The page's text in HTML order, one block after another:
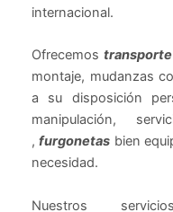
internacional.
Ofrecemos transporte
montaje, mudanzas
a su disposición
manipulación,
,furgonetas bien
necesidad.
Nuestros